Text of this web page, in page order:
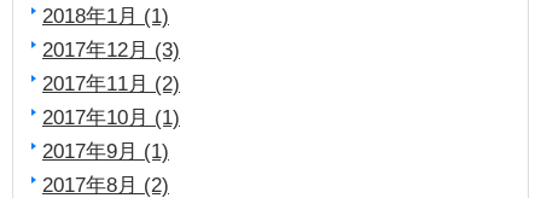
2018年1月 (1)
2017年12月 (3)
2017年11月 (2)
2017年10月 (1)
2017年9月 (1)
2017年8月 (2)